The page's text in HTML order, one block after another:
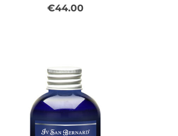
€44.00